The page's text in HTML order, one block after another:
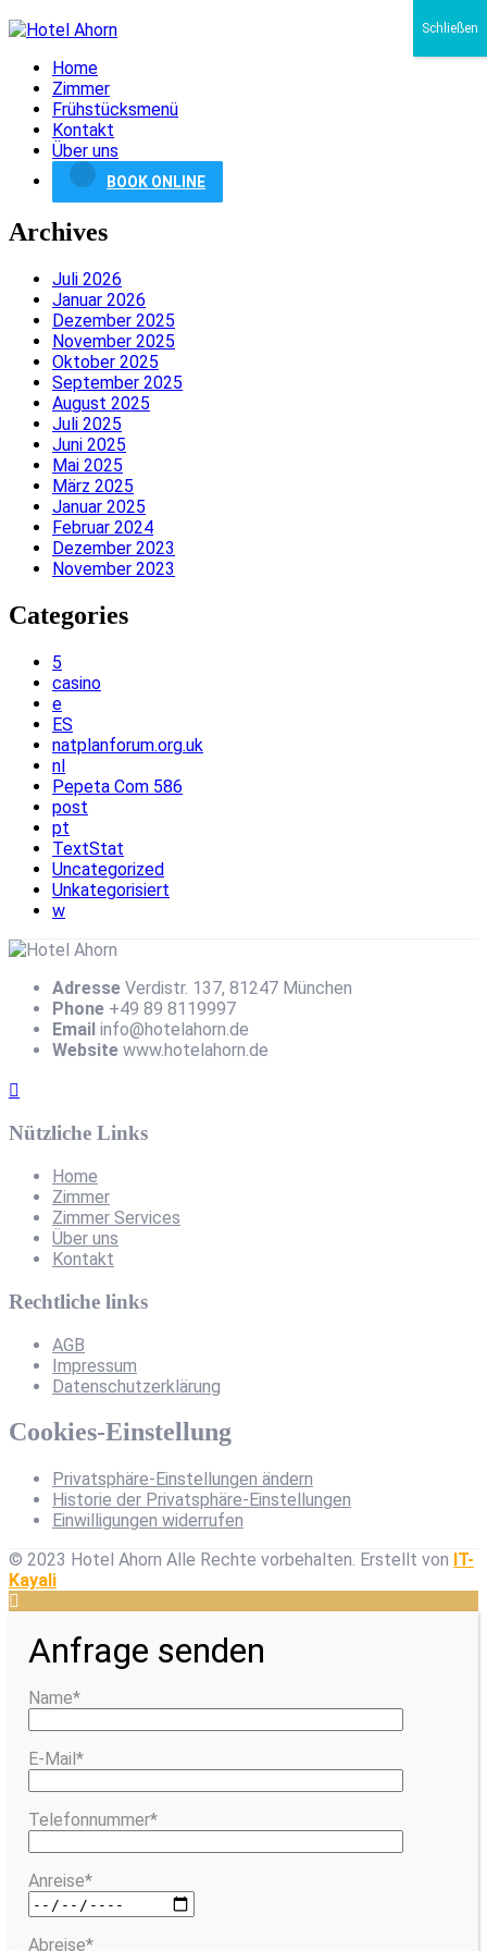
Home
Zimmer
Frühstücksmenü
Kontakt
Über uns
BOOK ONLINE
Archives
Juli 2026
Januar 2026
Dezember 2025
November 2025
Oktober 2025
September 2025
August 2025
Juli 2025
Juni 2025
Mai 2025
März 2025
Januar 2025
Februar 2024
Dezember 2023
November 2023
Categories
5
casino
e
ES
natplanforum.org.uk
nl
Pepeta Com 586
post
pt
TextStat
Uncategorized
Unkategorisiert
w
Adresse Verdistr. 137, 81247 München
Phone +49 89 8119997
Email info@hotelahorn.de
Website www.hotelahorn.de
Nützliche Links
Home
Zimmer
Zimmer Services
Über uns
Kontakt
Rechtliche links
AGB
Impressum
Datenschutzerklärung
Cookies-Einstellung
Privatsphäre-Einstellungen ändern
Historie der Privatsphäre-Einstellungen
Einwilligungen widerrufen
© 2023 Hotel Ahorn Alle Rechte vorbehalten. Erstellt von IT-
Kayali
Anfrage senden
Name*
E-Mail*
Telefonnummer*
Anreise*
Abreise*
Schließen